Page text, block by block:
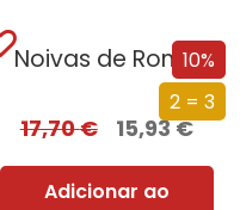
10%
2 = 3
Noivas de Roma
17,70€ 15,93€
Adicionar ao